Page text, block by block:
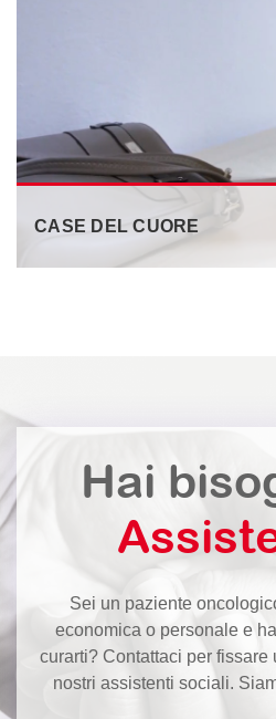
CASE DEL CUORE
Hai
Sei un paziente
economica o personale e
curarti? Contattaci per fissare
nostri assistenti sociali.